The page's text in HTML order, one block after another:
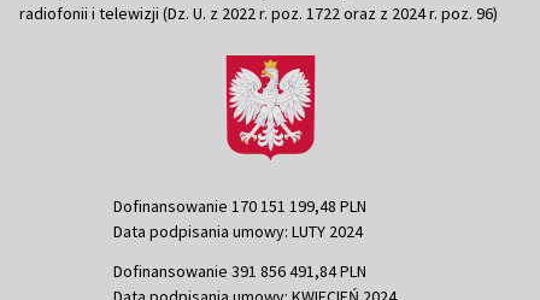
radiofonii i telewizji (Dz. U. z 2022 r. poz. 1722 oraz z 2024 r. poz. 96)
Dofinansowanie 170 151 199,48 PLN
Data podpisania umowy: LUTY 2024
Dofinansowanie 391 856 491,84 PLN